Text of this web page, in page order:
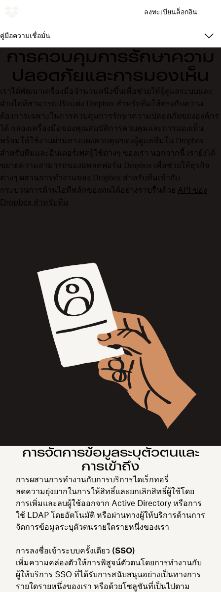
ลงทะเบียนล็อกอิน
คู่มือความเชื่อมั่น
การควบคุมการรักษาความ
ปลอดภัยและการมองเห็น
เราได้พัฒนาเครื่องมือจำนวนหนึ่งขึ้นเพื่อช่วยให้ผู้ดูแลระบบและ
ฝ่ายไอทีสามารถปรับแต่ง Dropbox สำหรับทีมให้ตรงกับความ
ต้องการเฉพาะในการควบคุมการรักษาความปลอดภัยขององค์กร
ได้ กล่องเครื่องมือของคุณสมบัติการควบคุมและการมองเห็น
พร้อมให้ใช้งานผ่านทางแผงควบคุมของผู้ดูแลทีมใน Dropbox
สำหรับทีมและอินเตอร์เฟสผู้ใช้ต่างๆ ของเรา นอกจากนี้ เรายังได้
ขยายความสามารถของแพลตฟอร์ม Dropbox เพื่อช่วยให้ธุรกิจ
ต่างๆ ผสานการทำงานของ Dropbox สำหรับทีมเข้ากับ
กระบวนการด้านไอทีหลักของตนได้อย่างราบรื่นด้วย API ของ
Dropbox สำหรับทีม
การจัดการข้อมูลระบุตัวตนและ
การเข้าถึง
การผสานการทำงานกับการบริการไดเร็กทอรี่
ลดความยุ่งยากในการให้สิทธิ์และยกเลิกสิทธิ์ผู้ใช้โดย
การเพิ่มและลบผู้ใช้ออกจาก Active Directory หรือการ
ใช้ LDAP โดยอัตโนมัติ หรือผ่านทางผู้ให้บริการด้านการ
จัดการข้อมูลระบุตัวตนรายใดรายหนึ่งของเรา
การลงชื่อเข้าระบบครั้งเดียว (SSO)
เพิ่มความคล่องตัวให้การพิสูจน์ตัวตนโดยการทำงานกับ
ผู้ให้บริการ SSO ที่ได้รับการสนับสนุนอย่างเป็นทางการ
รายใดรายหนึ่งของเรา หรือด้วยโซลูชันที่เป็นไปตาม